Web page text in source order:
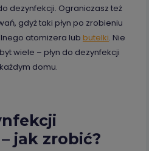
dezynfekcji. Ograniczasz też
gdyż taki płyn po zrobieniu
atomizera lub butelki. Nie
wiele – płyn do dezynfekcji
domu.
jak zrobić?